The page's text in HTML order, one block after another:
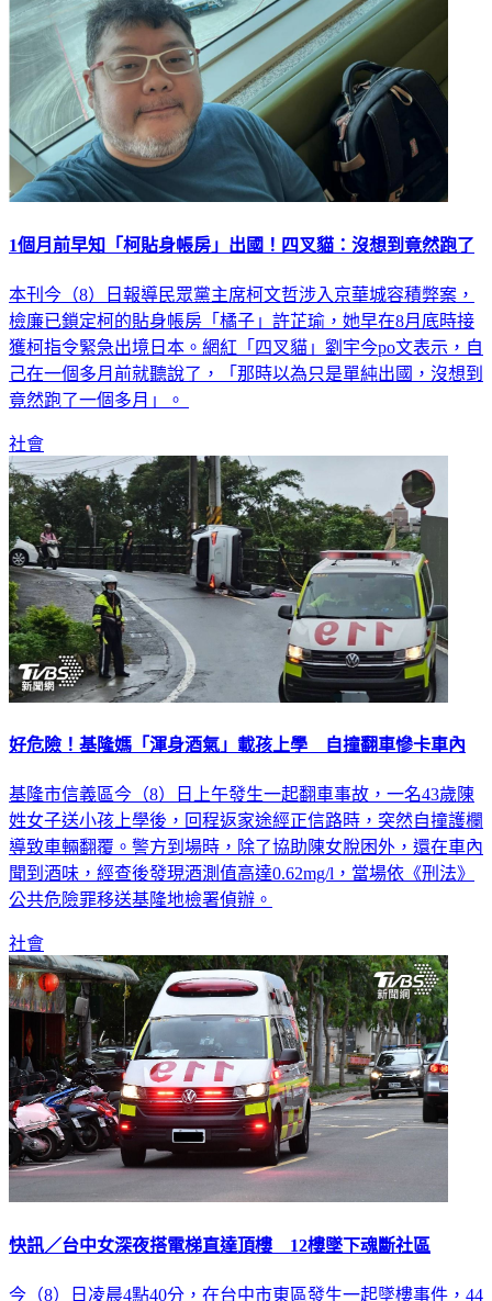
1個月前早知「柯貼身帳房」出國！四叉貓：沒想到竟然跑了
本刊今（8）日報導民眾黨主席柯文哲涉入京華城容積弊案，
檢廉已鎖定柯的貼身帳房「橘子」許芷瑜，她早在8月底時接
獲柯指令緊急出境日本。網紅「四叉貓」劉宇今po文表示，自
己在一個多月前就聽說了，「那時以為只是單純出國，沒想到
竟然跑了一個多月」。
社會
好危險！基隆媽「渾身酒氣」載孩上學 自撞翻車慘卡車內
基隆市信義區今（8）日上午發生一起翻車事故，一名43歲陳
姓女子送小孩上學後，回程返家途經正信路時，突然自撞護欄
導致車輛翻覆。警方到場時，除了協助陳女脫困外，還在車內
聞到酒味，經查後發現酒測值高達0.62mg/l，當場依《刑法》
公共危險罪移送基隆地檢署偵辦。
社會
快訊／台中女深夜搭電梯直達頂樓 12樓墜下魂斷社區
今（8）日凌晨4點40分，在台中市東區發生一起墜樓事件，44